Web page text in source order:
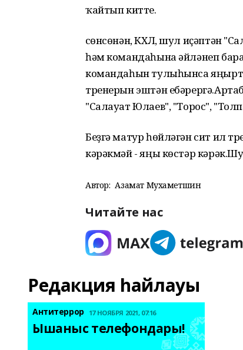
ҡайтып китте.
Өсөнсөнән, КХЛ, шул иҫәптән
һәм командаһына әйләнеп
командаһын тулыһынса
тренерын эштән
"Салауат Юлаев", "Торос",
Беҙгә матур һөйләгән сит ил
кәрәкмәй - яңы көстәр
Автор: Азамат Мухаметшин
Читайте нас
Редакция һайлауы
Антитеррор 17 НОЯБРЯ 2021, 07:16
Ышаныс телефондары!